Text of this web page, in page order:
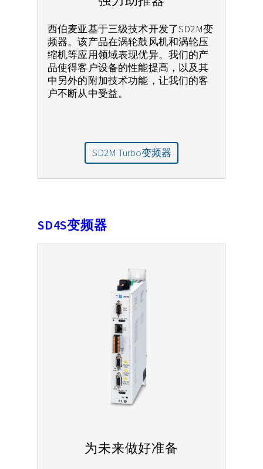
西伯麦亚基于三级技术开发了SD2M变
频器。该产品在涡轮鼓风机和涡轮压
缩机等应用领域表现优异。我们的产
品使得客户设备的性能提高，以及其
中另外的附加技术功能，让我们的客
户不断从中受益。
SD2M Turbo变频器
SD4S变频器
为未来做好准备